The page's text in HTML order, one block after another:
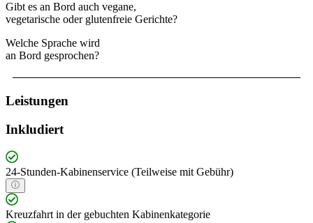
Gibt es an Bord auch vegane,
vegetarische oder glutenfreie Gerichte?
Welche Sprache wird
an Bord gesprochen?
Leistungen
Inkludiert
24-Stunden-Kabinenservice (Teilweise mit Gebühr)
Kreuzfahrt in der gebuchten Kabinenkategorie